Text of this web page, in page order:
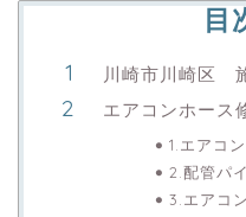
目
川崎市川崎区
エアコンホース
1.エアコ
2.配管パ
3.エアコ